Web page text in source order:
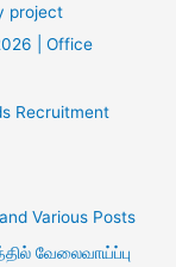
project
| Office
Recruitment
Various Posts
வேலைவாய்ப்பு